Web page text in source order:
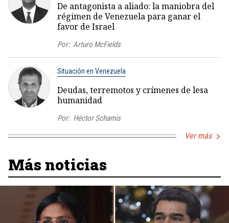
De antagonista a aliado: la maniobra del
régimen de Venezuela para ganar el
favor de Israel
Por: Arturo McFields
Situación en Venezuela
Deudas, terremotos y crímenes de lesa
humanidad
Por: Héctor Schamis
Ver más
Más noticias